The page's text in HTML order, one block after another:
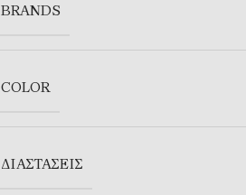
BRANDS
COLOR
ΔΙΑΣΤΆΣΕΙΣ